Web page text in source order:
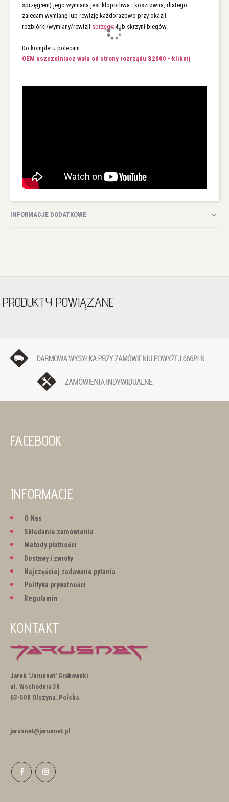
sprzęgłem) jego wymiana jest kłopotliwa i kosztowna, dlatego
zalecam wymianę lub rewizję każdorazowo przy okazji
rozbiórki/wymiany/rewizji sprzęgłalub skrzyni biegów.
Do kompletu polecam:
OEM uszczelniacz wału od strony rozrządu S2000 - kliknij
INFORMACJE DODATKOWE
PRODUKTY POWIĄZANE
FACEBOOK
INFORMACJE
O Nas
Składanie zamówienia
Metody płatności
Dostawy i zwroty
Najczęściej zadawane pytania
Polityka prywatności
Regulamin
KONTAKT
Jarek 'Jarusnet' Grabowski
ul. Wschodnia 38
63-500 Olszyna, Polska
jarusnet@jarusnet.pl